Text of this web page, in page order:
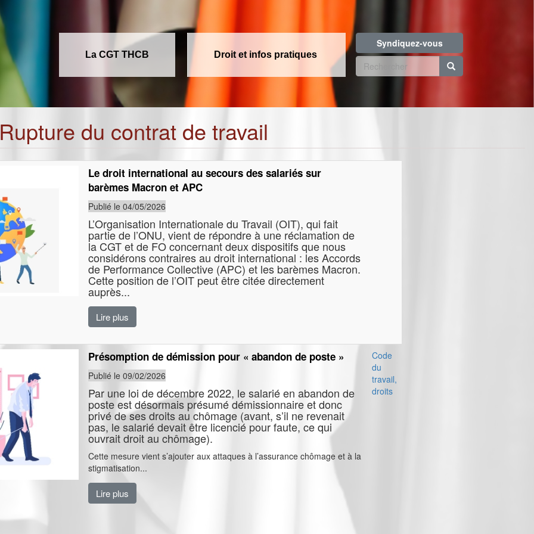
La CGT THCB Droit et infos pratiques
Syndiquez-vous
Formulaire
recherche
Rupture du contrat de travail
Le droit international au secours des salariés sur
barèmes Macron et APC
Publié le 04/05/2026
L’Organisation Internationale du Travail (OIT), qui fait
partie de l’ONU, vient de répondre à une réclamation de
la CGT et de FO concernant deux dispositifs que nous
considérons contraires au droit international : les Accords
de Performance Collective (APC) et les barèmes Macron.
Cette position de l’OIT peut être citée directement
auprès...
Lire plus
Présomption de démission pour « abandon de poste »
Publié le 09/02/2026
Par une loi de décembre 2022, le salarié en abandon de
poste est désormais présumé démissionnaire et donc
privé de ses droits au chômage (avant, s’il ne revenait
pas, le salarié devait être licencié pour faute, ce qui
ouvrait droit au chômage).
Cette mesure vient s’ajouter aux attaques à l’assurance chômage et à la
stigmatisation...
Lire plus
Code
du
travail,
droits